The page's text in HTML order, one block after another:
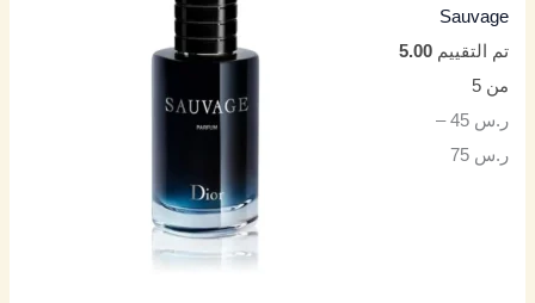
Sauvage
تم التقييم5.00
من 5
ر.س 45
–
ر.س 75